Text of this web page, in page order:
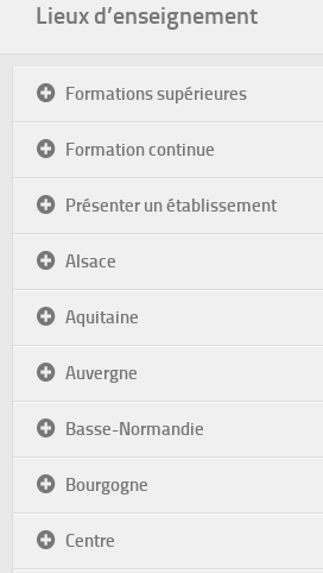
Lieux d’enseignement
Formations supérieures
Formation continue
Présenter un établissement
Alsace
Aquitaine
Auvergne
Basse-Normandie
Bourgogne
Centre